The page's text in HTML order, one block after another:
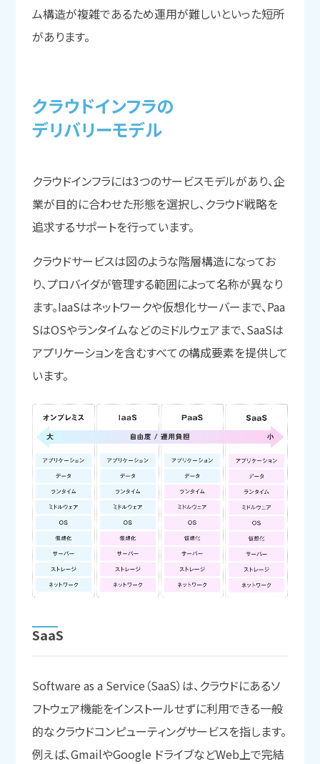
ム構造が複雑であるため運用が難しいといった短所
があります。
クラウドインフラの
デリバリーモデル
クラウドインフラには3つのサービスモデルがあり、企
業が目的に合わせた形態を選択し、クラウド戦略を
追求するサポートを行っています。
クラウドサービスは図のような階層構造になってお
り、プロバイダが管理する範囲によって名称が異なり
ます。IaaSはネットワークや仮想化サーバーまで、Paa
SはOSやランタイムなどのミドルウェアまで、SaaSは
アプリケーションを含むすべての構成要素を提供して
います。
SaaS
Software as a Service（SaaS）は、クラウドにあるソ
フトウェア機能をインストールせずに利用できる一般
的なクラウドコンピューティングサービスを指します。
例えば、GmailやGoogle ドライブなどWeb上で完結